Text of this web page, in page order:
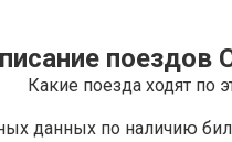
Какие поезда ходят по
данных по наличию